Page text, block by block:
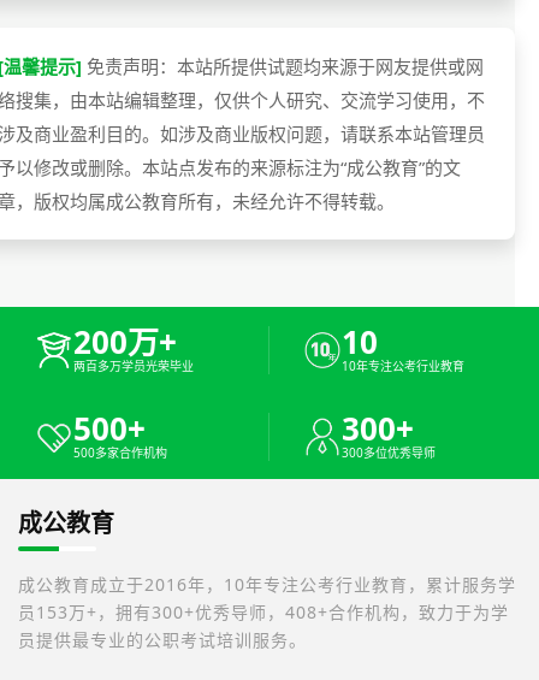
馨提示] 免责声明：本站所提供试题均来源于网友提供或网
搜集，由本站编辑整理，仅供个人研究、交流学习使用，不
及商业盈利目的。如涉及商业版权问题，请联系本站管理员
以修改或删除。本站点发布的来源标注为“成公教育”的文
，版权均属成公教育所有，未经允许不得转载。
200万+
两百多万学员光荣毕业
10
10年专注公考行业教育
500+
500多家合作机构
300+
300多位优秀导师
成公教育
成公教育成立于2016年，10年专注公考行业教育，累计服务学
员153万+，拥有300+优秀导师，408+合作机构，致力于为学
员提供最专业的公职考试培训服务。